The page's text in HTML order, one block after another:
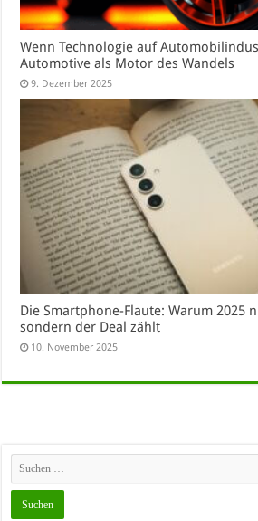
Wenn Technologie auf
Automotive als Motor des Wandels
9. Dezember 2025
Die Smartphone-Flaute: Warum 2025
sondern der Deal zählt
10. November 2025